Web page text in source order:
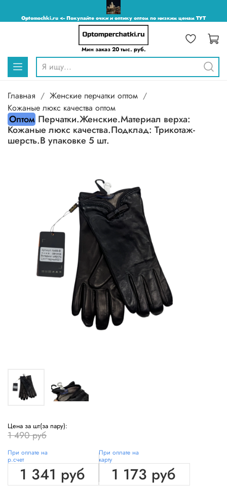
Optomochki.ru <-- Покупайте очки и оптику оптом по низким ценам ТУТ
Мин заказ 20 тыс. руб.
Главная
Женские перчатки оптом
Кожаные люкс качества оптом
Оптом Перчатки.Женские.Материал верха:
Кожаные люкс качества.Подклад: Трикотаж-
шерсть.В упаковке 5 шт.
Цена за шт(за пару):
1 490 руб
При оплате на
р.счет
1 341 руб
При оплате на
карту
1 173 руб